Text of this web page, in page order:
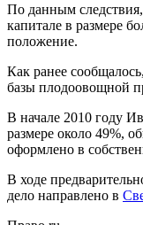
По данным
капитале в размере
положение.
Как ранее
базы плодоовощной
В начале 2010 году
размере около 49%,
оформлено в
В ходе
дело направлено в